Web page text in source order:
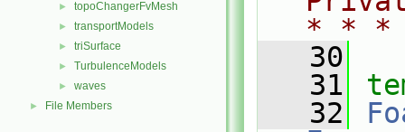
► topoChangerFvMesh
► transportModels
► triSurface
► TurbulenceModels
► waves
► File Members
* *
   30
   31
   32